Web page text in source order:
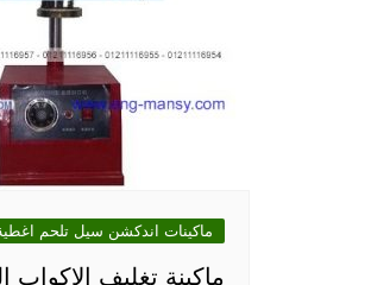
ماكينات اندكشن سيل تلحم اغطية
ماكينة تغليف الاكواب